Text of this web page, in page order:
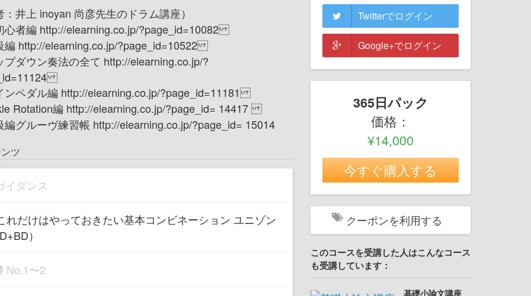
：井上 inoyan 尚彦先生のドラム講座）
心者編 http://elearning.co.jp/?page_id=10082
編 http://elearning.co.jp/?page_id=10522
プダウン奏法の全て http://elearning.co.jp/?
ンペダル編 http://elearning.co.jp/?page_id=11181
Rotation編 http://elearning.co.jp/?page_id= 14417
編グルーヴ練習帳 http://elearning.co.jp/?page_id= 15014
ツ
イダンス
れだけはやっておきたい基本コンビネーション ユニゾン
）
No.1〜2
Twitterでログイン
Google+でログイン
365日パック
価格：
¥14,000
今すぐ購入する
クーポンを利用する
このコースを受講した人はこんなコース
も受講しています：
基礎小論文講座